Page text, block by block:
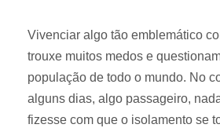
Vivenciar algo tão emblemático
trouxe muitos medos e
população de todo o mundo. No
alguns dias, algo passageiro,
fizesse com que o isolamento se